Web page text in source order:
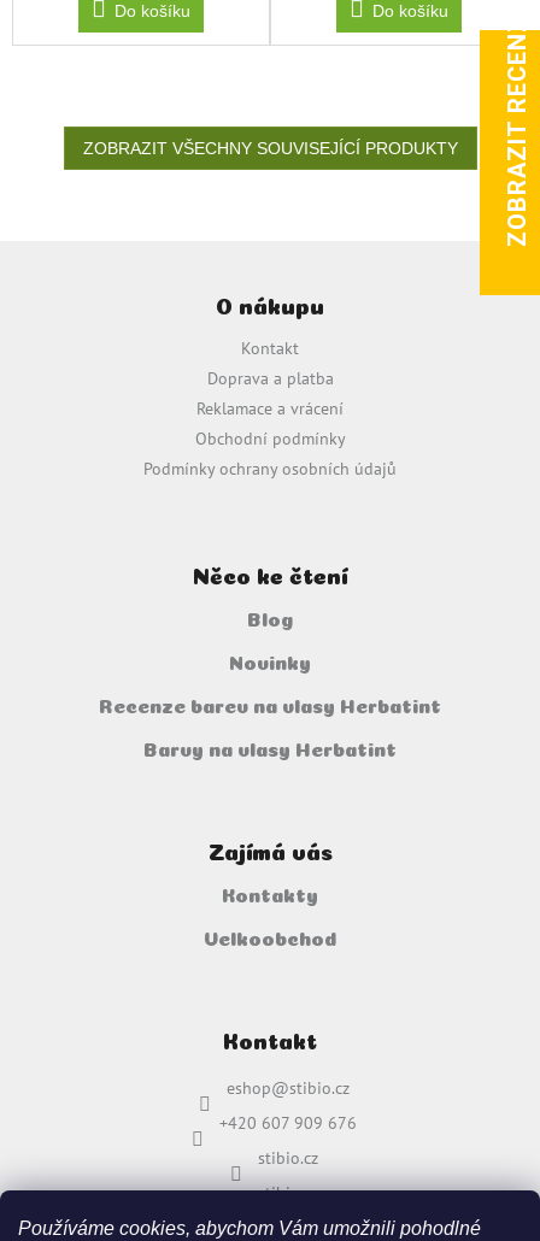
Používáme cookies, abychom Vám umožnili pohodlné
Do košíku Do košíku
ZOBRAZIT VŠECHNY SOUVISEJÍCÍ PRODUKTY
O nákupu
Kontakt
Doprava a platba
Reklamace a vrácení
Obchodní podmínky
Podmínky ochrany osobních údajů
Něco ke čtení
Blog
Novinky
Recenze barev na vlasy Herbatint
Barvy na vlasy Herbatint
Zajímá vás
Kontakty
Velkoobchod
Kontakt
eshop@stibio.cz
+420 607 909 676
stibio.cz
stibio.cz
ZOBRAZIT RECENZE